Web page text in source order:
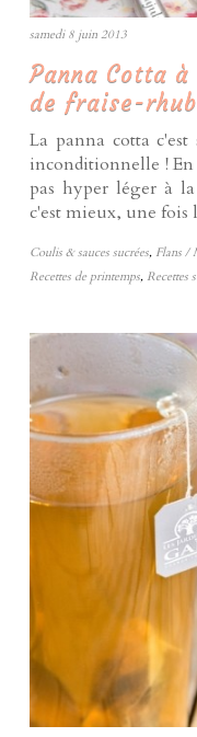
samedi 8 juin 2013
Panna Cotta
de fraise-
La panna cotta
inconditionnelle ! En
pas hyper léger à
c'est mieux, une fois
Coulis & sauces sucrées, Flans /
Recettes de printemps, Recettes